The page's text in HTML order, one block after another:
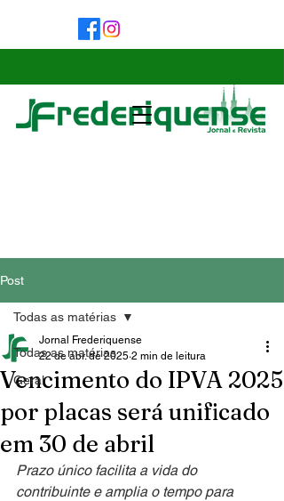
Post
Todas as matérias
Geral
Todas as matérias
Vencimento do IPVA 2025
por placas será unificado
em 30 de abril
Jornal Frederiquense
22 de abr. de 2025 2 min de leitura
Prazo único facilita a vida do
contribuinte e amplia o tempo para